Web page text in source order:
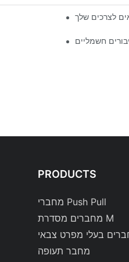
לצרכים שלך
חשמליים
PRODUCTS
מחברי Push Pull
מחברים מסדרת M
בעלי מפרט צבאי
מחבר תעופה